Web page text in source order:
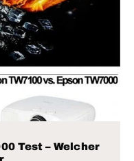
Test – Welcher